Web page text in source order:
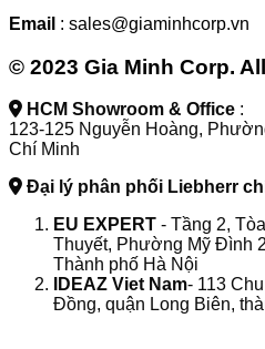
Email : sales@giaminhcorp.vn
© 2023 Gia Minh Corp.
HCM Showroom & Office :
123-125 Nguyễn Hoàng,
Chí Minh
Đại lý phân phối Liebherr
EU EXPERT - Tầng 2,
Thuyết, Phường Mỹ Đình
Thành phố Hà Nội
IDEAZ Viet Nam- 113
Đồng, quận Long Biên,